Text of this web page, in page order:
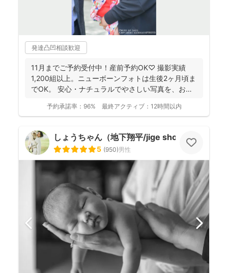
発達凸凹相談歓迎
11月までご予約受付中！産前予約OK♡ 撮影実績
1,200組以上。ニューボーンフォトは生後2ヶ月頃ま
でOK。 安心・ナチュラルでやさしい写真を、お子
予約承諾率： 96% 最終アクティブ： 12時間以内
しょうちゃん（地下翔平/jige shohe）
5 (950)男性